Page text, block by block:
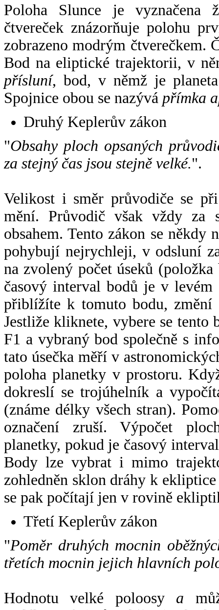
Poloha Slunce je vyznačena
čtvereček znázorňuje polohu
zobrazeno modrým čtverečkem.
Bod na eliptické trajektorii, v
přísluní, bod, v němž je
Spojnice obou se nazývá přímka
Druhý Keplerův zákon
"Obsahy ploch opsaných
za stejný čas jsou stejně velké.".
Velikost i směr průvodiče se
mění. Průvodič však vždy za
obsahem. Tento zákon se někdy
pohybují nejrychleji, v odsluní
na zvolený počet úseků
časový interval bodů je v
přiblížíte k tomuto bodu,
Jestliže kliknete, vybere se tento
F1 a vybraný bod společně s
tato úsečka měří v
poloha planetky v prostoru.
dokreslí se trojúhelník a
(známe délky všech stran).
označení zruší. Výpočet
planetky, pokud je časový
Body lze vybrat i mimo
zohledněn sklon dráhy k
se pak počítají jen v rovině
Třetí Keplerův zákon
"Poměr druhých mocnin
třetích mocnin jejich hlavních
Hodnotu velké poloosy a